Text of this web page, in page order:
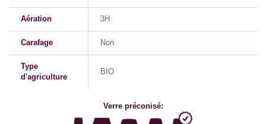
Aération 3H
Carafage Non
Type
d'agriculture
BIO
Verre préconisé: